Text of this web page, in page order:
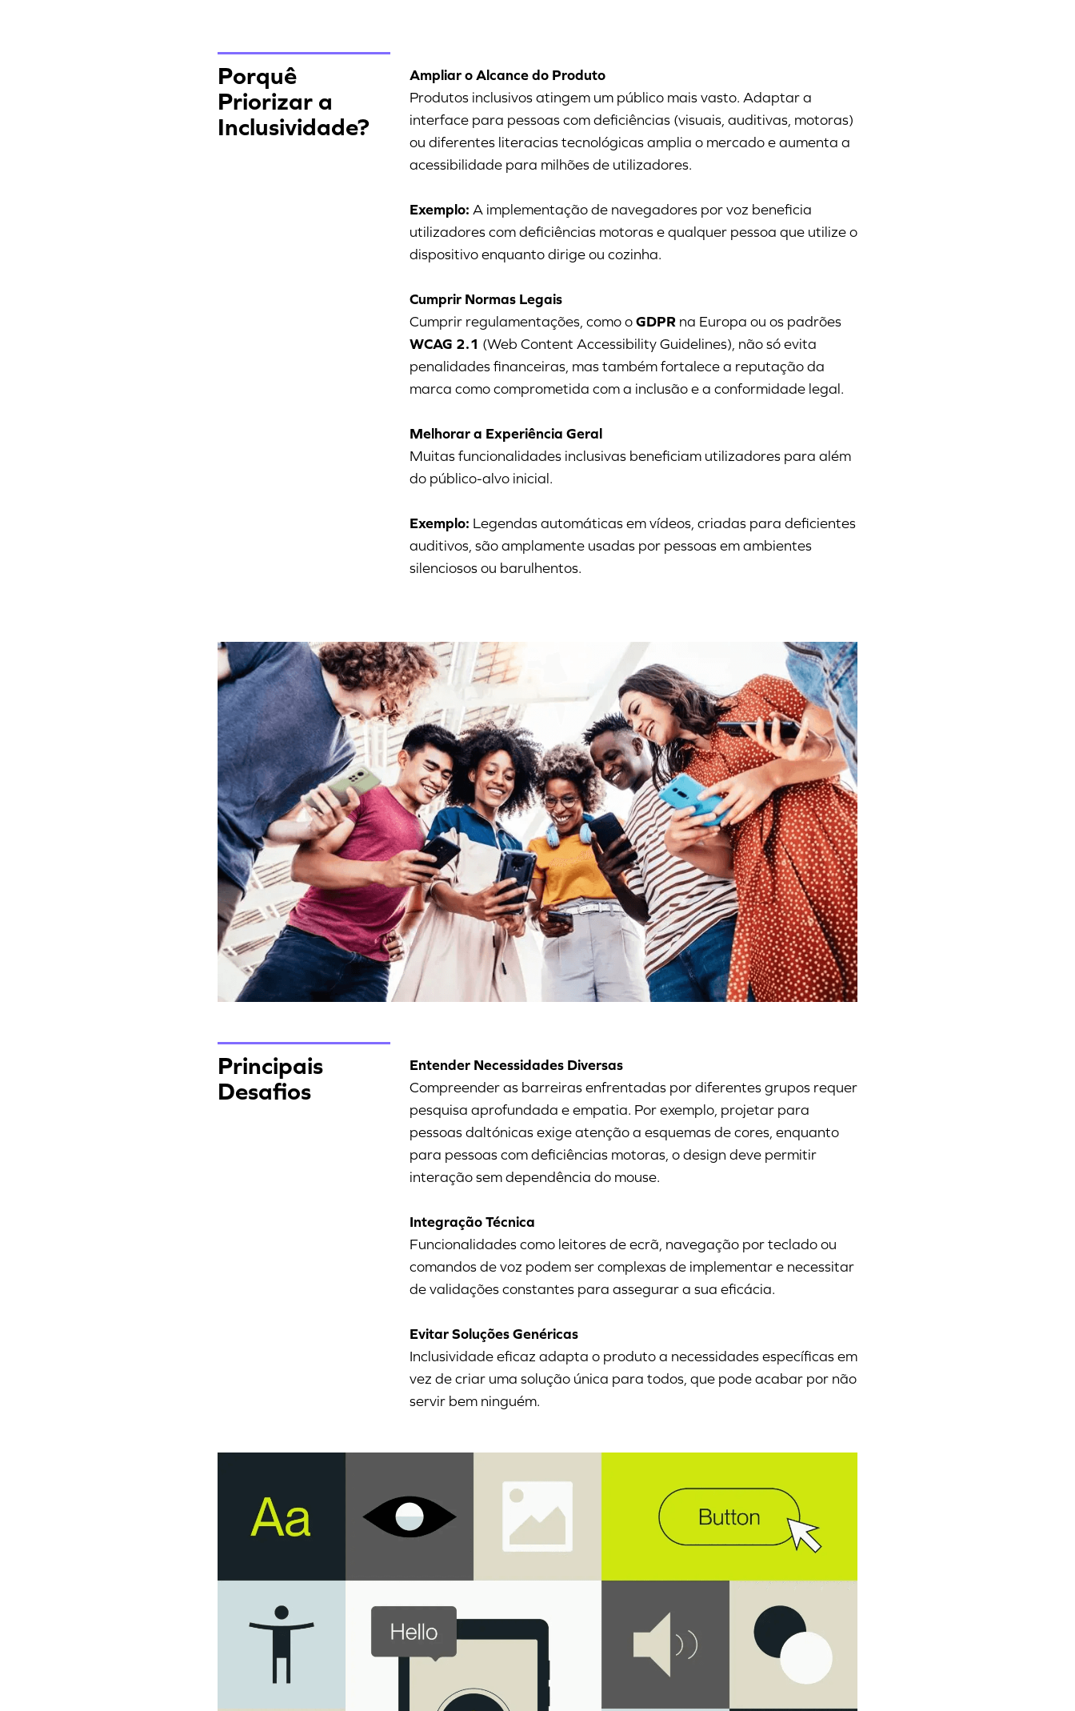
Porquê
Priorizar a
Inclusividade?
Ampliar o Alcance do Produto
Produtos inclusivos atingem um público mais vasto. Adaptar a
interface para pessoas com deficiências (visuais, auditivas, motoras)
ou diferentes literacias tecnológicas amplia o mercado e aumenta a
acessibilidade para milhões de utilizadores.
Exemplo: A implementação de navegadores por voz beneficia
utilizadores com deficiências motoras e qualquer pessoa que utilize o
dispositivo enquanto dirige ou cozinha.
Cumprir Normas Legais
Cumprir regulamentações, como oGDPR na Europa ou os padrões
WCAG 2.1 (Web Content Accessibility Guidelines), não só evita
penalidades financeiras, mas também fortalece a reputação da
marca como comprometida com a inclusão e a conformidade legal.
Melhorar a Experiência Geral
Muitas funcionalidades inclusivas beneficiam utilizadores para além
do público-alvo inicial.
Exemplo: Legendas automáticas em vídeos, criadas para deficientes
auditivos, são amplamente usadas por pessoas em ambientes
silenciosos ou barulhentos.
Principais
Desafios
Entender Necessidades Diversas
Compreender as barreiras enfrentadas por diferentes grupos requer
pesquisa aprofundada e empatia. Por exemplo, projetar para
pessoas daltónicas exige atenção a esquemas de cores, enquanto
para pessoas com deficiências motoras, o design deve permitir
interação sem dependência do mouse.
Integração Técnica
Funcionalidades como leitores de ecrã, navegação por teclado ou
comandos de voz podem ser complexas de implementar e necessitar
de validações constantes para assegurar a sua eficácia.
Evitar Soluções Genéricas
Inclusividade eficaz adapta o produto a necessidades específicas em
vez de criar uma solução única para todos, que pode acabar por não
servir bem ninguém.